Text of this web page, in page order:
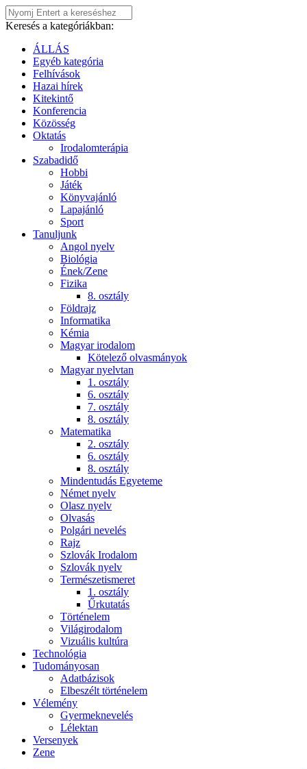
Keresés a kategóriákban:
ÁLLÁS
Egyéb kategória
Felhívások
Hazai hírek
Kitekintő
Konferencia
Közösség
Oktatás
Irodalomterápia
Szabadidő
Hobbi
Játék
Könyvajánló
Lapajánló
Sport
Tanuljunk
Angol nyelv
Biológia
Ének/Zene
Fizika
8. osztály
Földrajz
Informatika
Kémia
Magyar irodalom
Kötelező olvasmányok
Magyar nyelvtan
1. osztály
6. osztály
7. osztály
8. osztály
Matematika
2. osztály
6. osztály
8. osztály
Mindentudás Egyeteme
Német nyelv
Olasz nyelv
Olvasás
Polgári nevelés
Rajz
Szlovák Irodalom
Szlovák nyelv
Természetismeret
1. osztály
Űrkutatás
Történelem
Világirodalom
Vizuális kultúra
Technológia
Tudományosan
Adatbázisok
Elbeszélt történelem
Vélemény
Gyermeknevelés
Lélektan
Versenyek
Zene